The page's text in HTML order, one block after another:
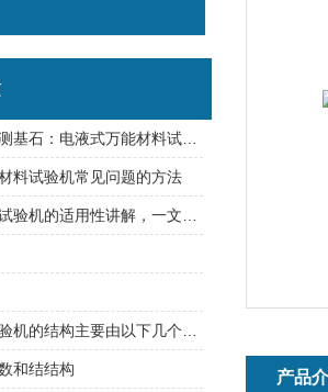
产品
料试验机常见问题的方法
和结结构